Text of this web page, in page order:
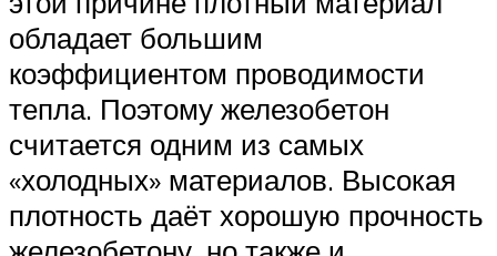
обладает большим
коэффициентом проводимости
тепла. Поэтому железобетон
считается одним из самых
«холодных» материалов. Высокая
плотность даёт хорошую прочность